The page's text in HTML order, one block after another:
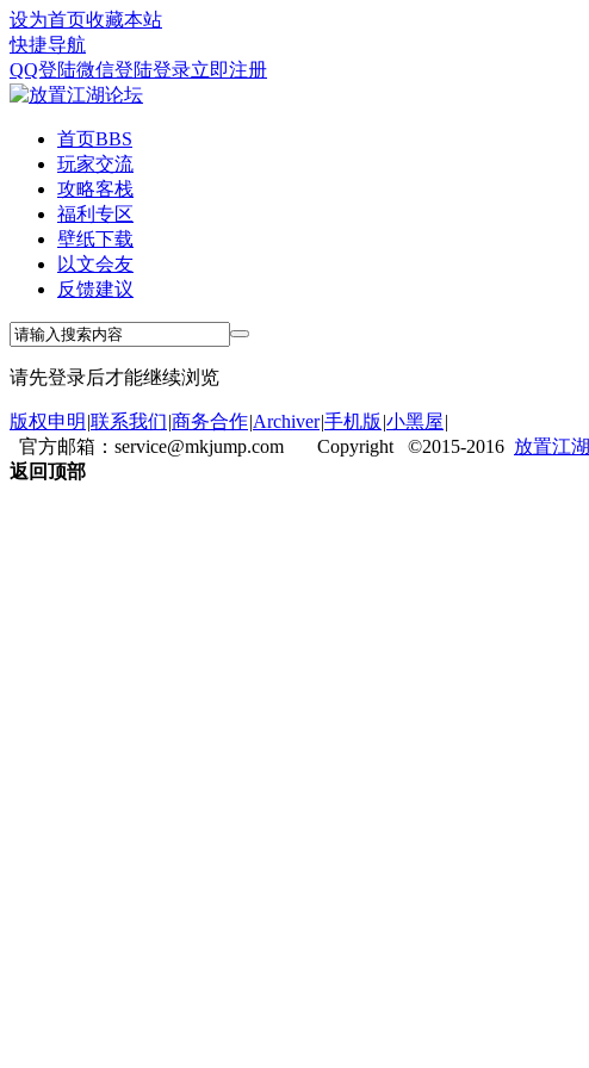
设为首页收藏本站
快捷导航
QQ登陆微信登陆登录立即注册
首页BBS
玩家交流
攻略客栈
福利专区
壁纸下载
以文会友
反馈建议
请先登录后才能继续浏览
版权申明 |联系我们|商务合作|Archiver|手机版 |小黑屋|
官方邮箱：service@mkjump.com Copyright ©2015-2016 放置江湖
返回顶部